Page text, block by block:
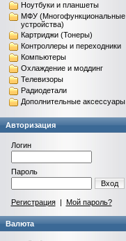
Ноутбуки и планшеты
МФУ (Многофункциональные
устройства)
Картриджи (Тонеры)
Контроллеры и переходники
Компьютеры
Охлаждение и моддинг
Телевизоры
Радиодетали
Дополнительные аксессуары
Авторизация
Логин
Пароль
Вход
Регистрация| Мой пароль?
Валюта